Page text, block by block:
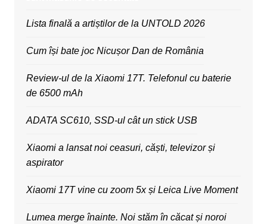
Lista finală a artiștilor de la UNTOLD 2026
Cum își bate joc Nicușor Dan de România
Review-ul de la Xiaomi 17T. Telefonul cu baterie
de 6500 mAh
ADATA SC610, SSD-ul cât un stick USB
Xiaomi a lansat noi ceasuri, căști, televizor și
aspirator
Xiaomi 17T vine cu zoom 5x și Leica Live Moment
Lumea merge înainte. Noi stăm în căcat și noroi